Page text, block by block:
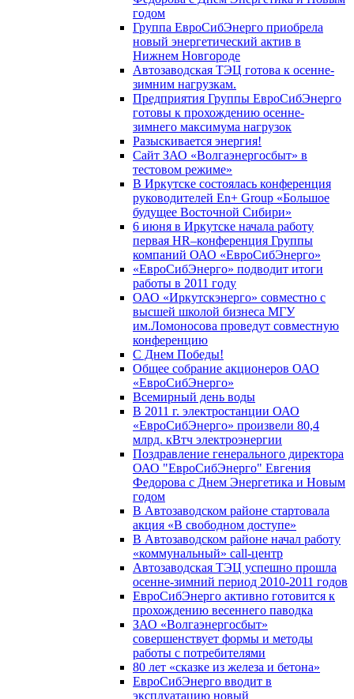
годом
Группа ЕвроСибЭнерго приобрела
новый энергетический актив в
Нижнем Новгороде
Автозаводская ТЭЦ готова к осенне-
зимним нагрузкам.
Предприятия Группы ЕвроСибЭнерго
готовы к прохождению осенне-
зимнего максимума нагрузок
Разыскивается энергия!
Сайт ЗАО «Волгаэнергосбыт» в
тестовом режиме»
В Иркутске состоялась конференция
руководителей En+ Group «Большое
будущее Восточной Сибири»
6 июня в Иркутске начала работу
первая HR–конференция Группы
компаний ОАО «ЕвроСибЭнерго»
«ЕвроСибЭнерго» подводит итоги
работы в 2011 году
ОАО «Иркутскэнерго» совместно с
высшей школой бизнеса МГУ
им.Ломоносова проведут совместную
конференцию
С Днем Победы!
Общее собрание акционеров ОАО
«ЕвроСибЭнерго»
Всемирный день воды
В 2011 г. электростанции ОАО
«ЕвроСибЭнерго» произвели 80,4
млрд. кВтч электроэнергии
Поздравление генерального директора
ОАО "ЕвроСибЭнерго" Евгения
Федорова с Днем Энергетика и Новым
годом
В Автозаводском районе стартовала
акция «В свободном доступе»
В Автозаводском районе начал работу
«коммунальный» call-центр
Автозаводская ТЭЦ успешно прошла
осенне-зимний период 2010-2011 годов
ЕвроСибЭнерго активно готовится к
прохождению весеннего паводка
ЗАО «Волгаэнергосбыт»
совершенствует формы и методы
работы с потребителями
80 лет «сказке из железа и бетона»
ЕвроСибЭнерго вводит в
эксплуатацию новый